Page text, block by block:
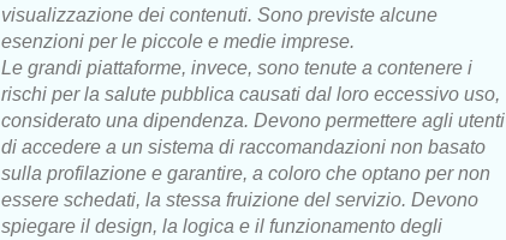
visualizzazione dei contenuti. Sono previste alcune
esenzioni per le piccole e medie imprese.
Le grandi piattaforme, invece, sono tenute a contenere i
rischi per la salute pubblica causati dal loro eccessivo uso,
considerato una dipendenza. Devono permettere agli utenti
di accedere a un sistema di raccomandazioni non basato
sulla profilazione e garantire, a coloro che optano per non
essere schedati, la stessa fruizione del servizio. Devono
spiegare il design, la logica e il funzionamento degli